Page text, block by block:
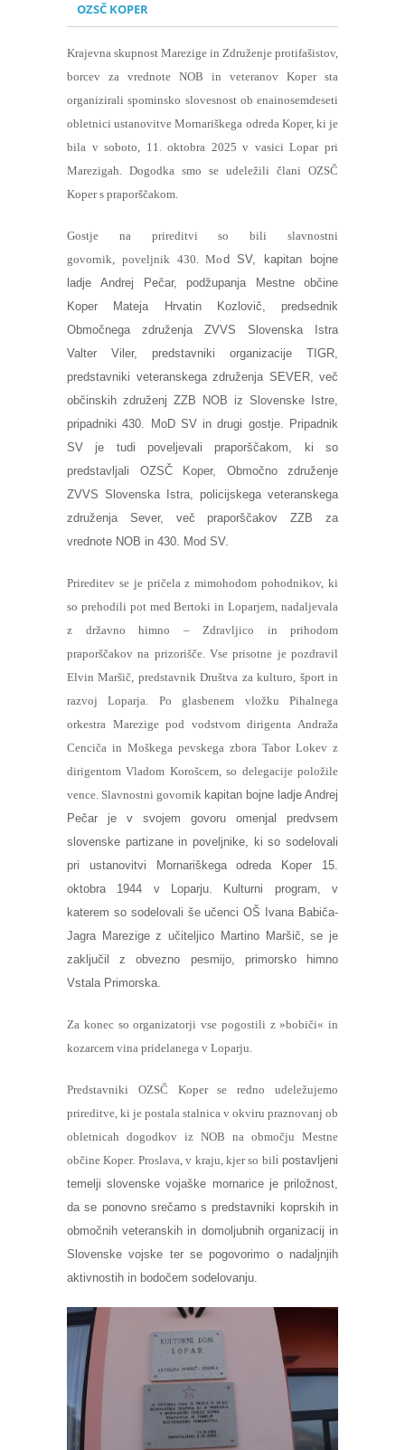
OZSČ KOPER
Krajevna skupnost Marezige in Združenje protifašistov,
borcev za vrednote NOB in veteranov Koper sta
organizirali spominsko slovesnost ob enainosemdeseti
obletnici ustanovitve Mornariškega odreda Koper, ki je
bila v soboto, 11. oktobra 2025 v vasici Lopar pri
Marezigah. Dogodka smo se udeležili člani OZSČ
Koper s praporščakom.
Gostje na prireditvi so bili slavnostni
govornik, poveljnik 430. Mod SV, kapitan bojne
ladje Andrej Pečar, podžupanja Mestne občine
Koper Mateja Hrvatin Kozlovič, predsednik
Območnega združenja ZVVS Slovenska Istra
Valter Viler, predstavniki organizacije TIGR,
predstavniki veteranskega združenja SEVER, več
občinskih združenj ZZB NOB iz Slovenske Istre,
pripadniki 430. MoD SV in drugi gostje. Pripadnik
SV je tudi poveljevali praporščakom, ki so
predstavljali OZSČ Koper, Območno združenje
ZVVS Slovenska Istra, policijskega veteranskega
združenja Sever, več praporščakov ZZB za
vrednote NOB in 430. Mod SV.
Prireditev se je pričela z mimohodom pohodnikov, ki
so prehodili pot med Bertoki in Loparjem, nadaljevala
z državno himno – Zdravljico in prihodom
praporščakov na prizorišče. Vse prisotne je pozdravil
Elvin Maršič, predstavnik Društva za kulturo, šport in
razvoj Loparja. Po glasbenem vložku Pihalnega
orkestra Marezige pod vodstvom dirigenta Andraža
Cenciča in Moškega pevskega zbora Tabor Lokev z
dirigentom Vladom Korošcem, so delegacije položile
vence. Slavnostni govornik kapitan bojne ladje Andrej
Pečar je v svojem govoru omenjal predvsem
slovenske partizane in poveljnike, ki so sodelovali
pri ustanovitvi Mornariškega odreda Koper 15.
oktobra 1944 v Loparju. Kulturni program, v
katerem so sodelovali še učenci OŠ Ivana Babiča-
Jagra Marezige z učiteljico Martino Maršič, se je
zaključil z obvezno pesmijo, primorsko himno
Vstala Primorska.
Za konec so organizatorji vse pogostili z »bobiči« in
kozarcem vina pridelanega v Loparju.
Predstavniki OZSČ Koper se redno udeležujemo
prireditve, ki je postala stalnica v okviru praznovanj ob
obletnicah dogodkov iz NOB na območju Mestne
občine Koper. Proslava, v kraju, kjer so bili postavljeni
temelji slovenske vojaške mornarice je priložnost,
da se ponovno srečamo s predstavniki koprskih in
območnih veteranskih in domoljubnih organizacij in
Slovenske vojske ter se pogovorimo o nadaljnjih
aktivnostih in bodočem sodelovanju.